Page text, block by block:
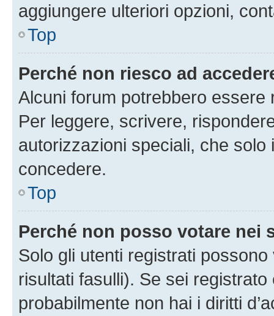
aggiungere ulteriori opzioni,
Top
Perché non riesco ad
Alcuni forum potrebbero
Per leggere, scrivere,
autorizzazioni speciali, che solo
concedere.
Top
Perché non posso votare nei
Solo gli utenti registrati
risultati fasulli). Se sei
probabilmente non hai i diritti